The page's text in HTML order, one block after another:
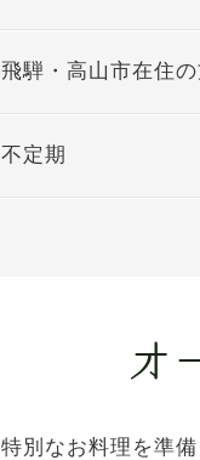
飛騨・高山市在住
不定期
特別なお料理を準